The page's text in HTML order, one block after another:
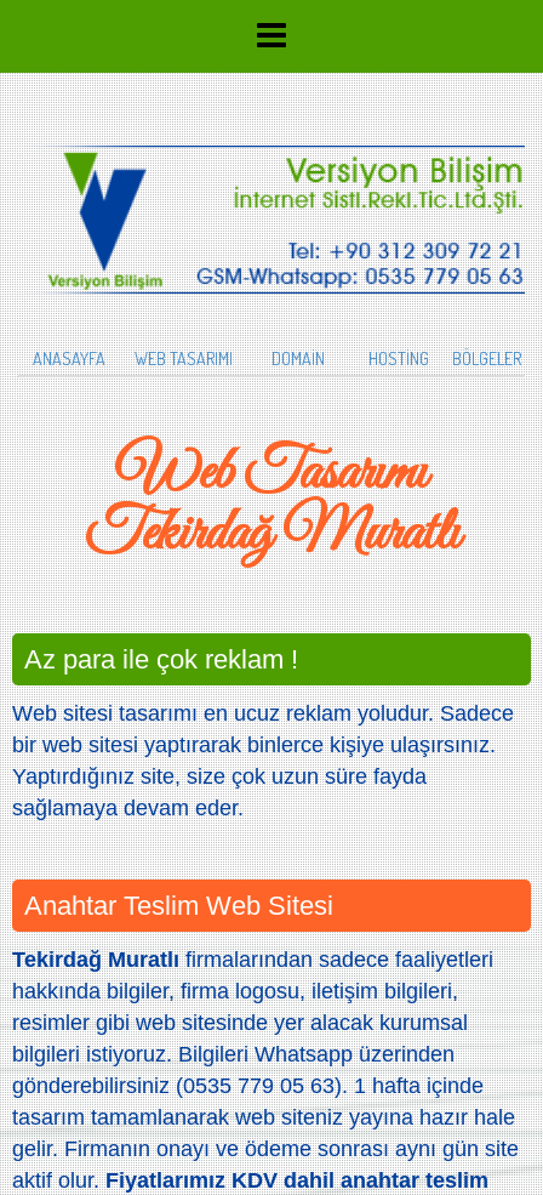
ANASAYFA WEB TASARIMI DOMAİN HOSTİNG BÖLGELER
Web Tasarımı
Tekirdağ Muratlı
Az para ile çok reklam !
Web sitesi tasarımı en ucuz reklam yoludur. Sadece
bir web sitesi yaptırarak binlerce kişiye ulaşırsınız.
Yaptırdığınız site, size çok uzun süre fayda
sağlamaya devam eder.
Anahtar Teslim Web Sitesi
Tekirdağ Muratlıfirmalarından sadece faaliyetleri
hakkında bilgiler, firma logosu, iletişim bilgileri,
resimler gibi web sitesinde yer alacak kurumsal
bilgileri istiyoruz. Bilgileri Whatsapp üzerinden
gönderebilirsiniz (0535 779 05 63). 1 hafta içinde
tasarım tamamlanarak web siteniz yayına hazır hale
gelir. Firmanın onayı ve ödeme sonrası aynı gün site
aktif olur.Fiyatlarımız KDV dahil anahtar teslim